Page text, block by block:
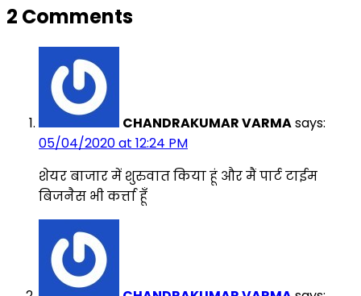
2 Comments
CHANDRAKUMAR VARMAsays:
05/04/2020 at 12:24 PM
शेयर बाजार में शुरुवात किया हूं और मैं पार्ट टाईम
बिजनैस भी कर्त्ता हूँ